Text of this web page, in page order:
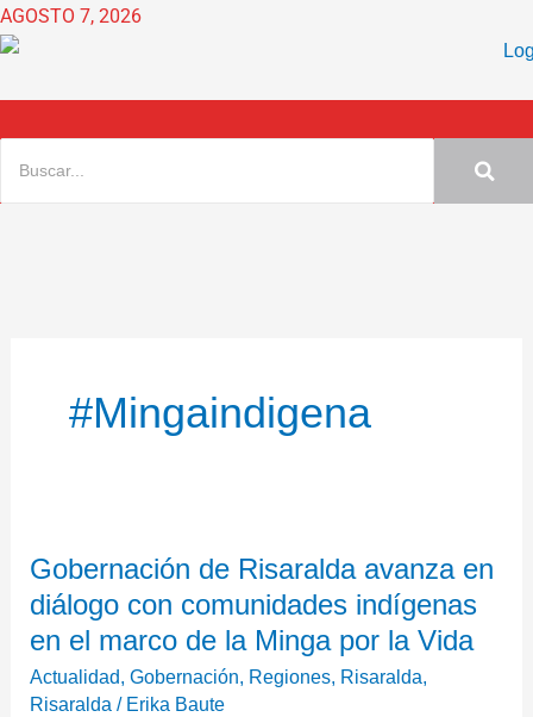
Ir
al
AGOSTO 7, 2026
#Mingaindigena
Gobernación de Risaralda avanza en
diálogo con comunidades indígenas
en el marco de la Minga por la Vida
Actualidad,Gobernación, Regiones, Risaralda,
Risaralda / Erika Baute
de
Risaralda
avanza
en
diálogo